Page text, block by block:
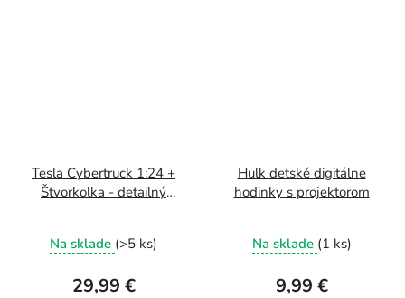
Tesla Cybertruck 1:24 +
Štvorkolka - detailný
Na sklade (>5 ks)
29,99 €
Hulk detské digitálne
hodinky s projektorom
Na sklade (1 ks)
9,99 €